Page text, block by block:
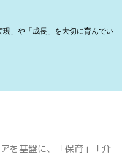
」や「成長」を大切に育んでい
を基盤に、「保育」「介